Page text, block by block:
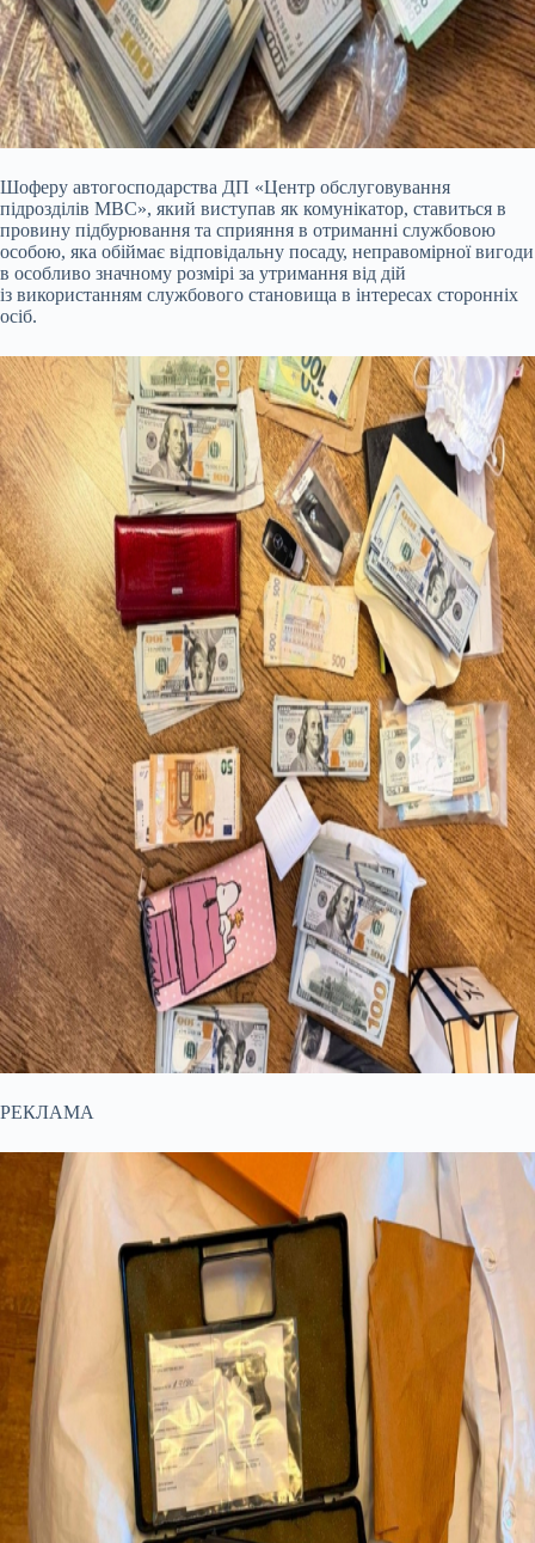
Шоферу автогосподарства ДП «Центр обслуговування
підрозділів МВС», який виступав як комунікатор, ставиться в
провину підбурювання та сприяння в отриманні службовою
особою, яка обіймає відповідальну посаду, неправомірної вигоди
в особливо значному розмірі за утримання від дій
із використанням службового становища в інтересах сторонніх
осіб.
РЕКЛАМА